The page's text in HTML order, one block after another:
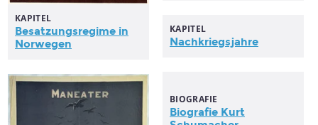
KAPITEL
Besatzungsregime in
Norwegen
KAPITEL
Nachkriegsjahre
BIOGRAFIE
Biografie Kurt